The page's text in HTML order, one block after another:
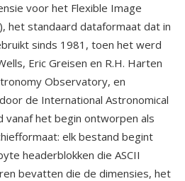
voor het Flexible Image
), het standaard dataformaat dat in
sinds 1981, toen het werd
Eric Greisen en R.H. Harten
Observatory, en
de International Astronomical
vanaf het begin ontworpen als
elk bestand begint
headerblokken die ASCII
bevatten die de dimensies, het